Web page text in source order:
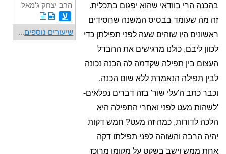
בהכנה הרי בוודאי שהוא יפגום בתכלית.
זה מה שעומד בבסיס המשנה שחסידים
ראשונים היו שוהים שעה לפני תפילתן כדי
לכוון ליבם, כולנו מרגישים את ההבדל
העצום בין תפילה שקדמה לה הכנה נכונה
לבין תפילה הנאמרת ללא שום הכנה.
וכבר כתב ה'עלי שור' בזה דברים נפלאים-
'לשהות מעט לפני ואחרי התפילה היא
הלכה לדורות, כמה זה מעט? חמש דקות
יהיה הרבה והשוהה לפני תפילתו דקה
אחת ממש וישב בשקט על מקומו מרוכז
הרב יצחק ג'מאל
ע
שיעורים נוספים...